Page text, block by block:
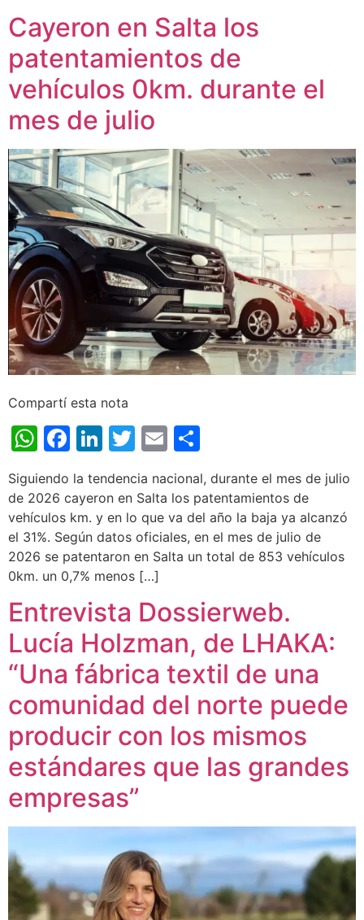
Cayeron en Salta los
patentamientos de
vehículos 0km. durante el
mes de julio
Compartí esta nota
WhatsApp
Facebook
LinkedIn
Twitter
Email
Siguiendo la tendencia nacional, durante el mes de julio
de 2026 cayeron en Salta los patentamientos de
vehículos km. y en lo que va del año la baja ya alcanzó
el 31%. Según datos oficiales, en el mes de julio de
2026 se patentaron en Salta un total de 853 vehículos
0km. un 0,7% menos […]
Entrevista Dossierweb.
Lucía Holzman, de LHAKA:
“Una fábrica textil de una
comunidad del norte puede
producir con los mismos
estándares que las grandes
empresas”